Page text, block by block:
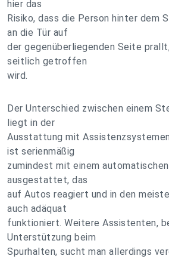
hier das
Risiko, dass die Person hinter dem
an die Tür auf
der gegenüberliegenden Seite
seitlich getroffen
wird.
Der Unterschied zwischen einem
liegt in der
Ausstattung mit
ist serienmäßig
zumindest mit einem
ausgestattet, das
auf Autos reagiert und in den
auch adäquat
funktioniert. Weitere Assistenten,
Unterstützung beim
Spurhalten, sucht man allerdings